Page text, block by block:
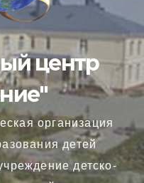
центр
организация
детей
детско-